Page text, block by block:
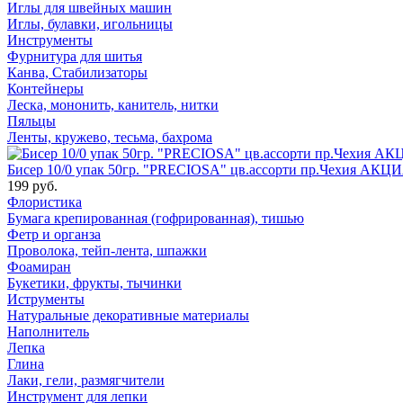
Иглы для швейных машин
Иглы, булавки, игольницы
Инструменты
Фурнитура для шитья
Канва, Стабилизаторы
Контейнеры
Леска, мононить, канитель, нитки
Пяльцы
Ленты, кружево, тесьма, бахрома
Бисер 10/0 упак 50гр. "PRECIOSA" цв.ассорти пр.Чехия
199 руб.
Флористика
Бумага крепированная (гофрированная), тишью
Фетр и органза
Проволока, тейп-лента, шпажки
Фоамиран
Букетики, фрукты, тычинки
Иструменты
Натуральные декоративные материалы
Наполнитель
Лепка
Глина
Лаки, гели, размягчители
Инструмент для лепки